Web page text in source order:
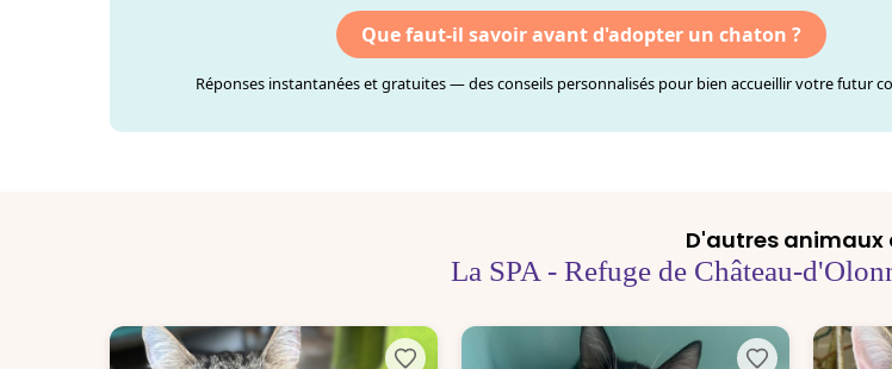
Que faut-il savoir avant d'adopter un chaton ?
Réponses instantanées et gratuites — des conseils personnalisés pour bien accueillir votre futur
D'autres animaux
La SPA - Refuge de Château-